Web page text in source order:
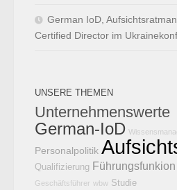
German IoD,
Certified Director im
UNSERE THEMEN
Unternehmenswerte
German-IoD
Personalpolitik
Qualifizierung Führungsfunkion
Geschäftsführer wbw Studie